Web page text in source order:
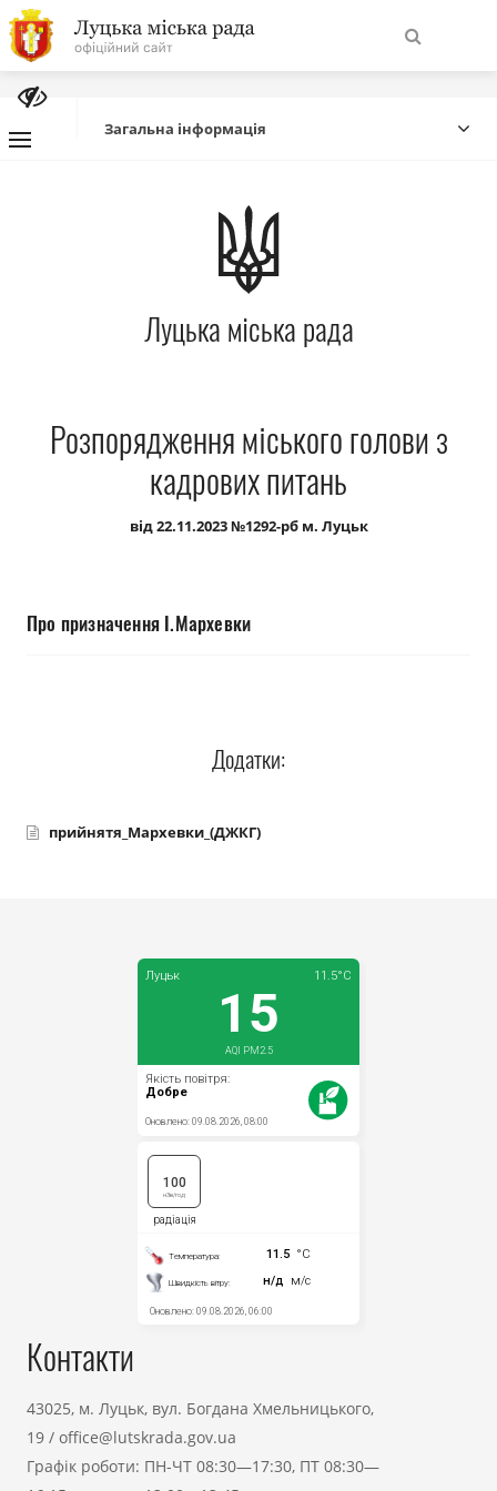
На
головну
Про місто
Міська влада
Міська рада
Публічна інформація
Прозорість влади
Загальна інформація
Луцька міська рада
Розпорядження міського голови з
кадрових питань
від 22.11.2023 №1292-рб м. Луцьк
Про призначення І.Мархевки
Додатки:
прийнятя_Мархевки_(ДЖКГ)
Контакти
43025, м. Луцьк, вул. Богдана Хмельницького,
19 / office@lutskrada.gov.ua
Графік роботи: ПН-ЧТ 08:30—17:30, ПТ 08:30—